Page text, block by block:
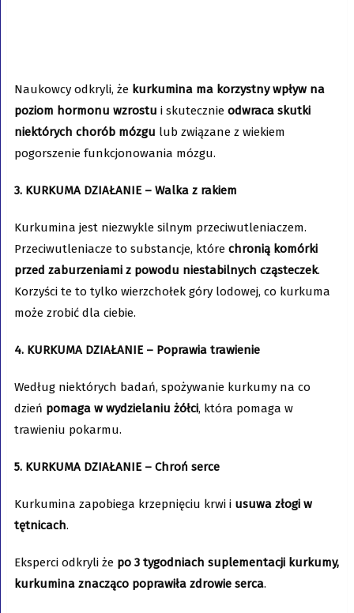
Naukowcy odkryli, że kurkumina ma korzystny wpływ na
poziom hormonu wzrostu i skutecznie odwraca skutki
niektórych chorób mózgu lub związane z wiekiem
pogorszenie funkcjonowania mózgu.
3. KURKUMA DZIAŁANIE – Walka z rakiem
Kurkumina jest niezwykle silnym przeciwutleniaczem.
Przeciwutleniacze to substancje, które chronią komórki
przed zaburzeniami z powodu niestabilnych cząsteczek.
Korzyści te to tylko wierzchołek góry lodowej, co kurkuma
może zrobić dla ciebie.
4. KURKUMA DZIAŁANIE – Poprawia trawienie
Według niektórych badań, spożywanie kurkumy na co
dzień pomaga w wydzielaniu żółci, która pomaga w
trawieniu pokarmu.
5. KURKUMA DZIAŁANIE – Chroń serce
Kurkumina zapobiega krzepnięciu krwi i usuwa złogi w
tętnicach.
Eksperci odkryli że po 3 tygodniach suplementacji kurkumy,
kurkumina znacząco poprawiła zdrowie serca.